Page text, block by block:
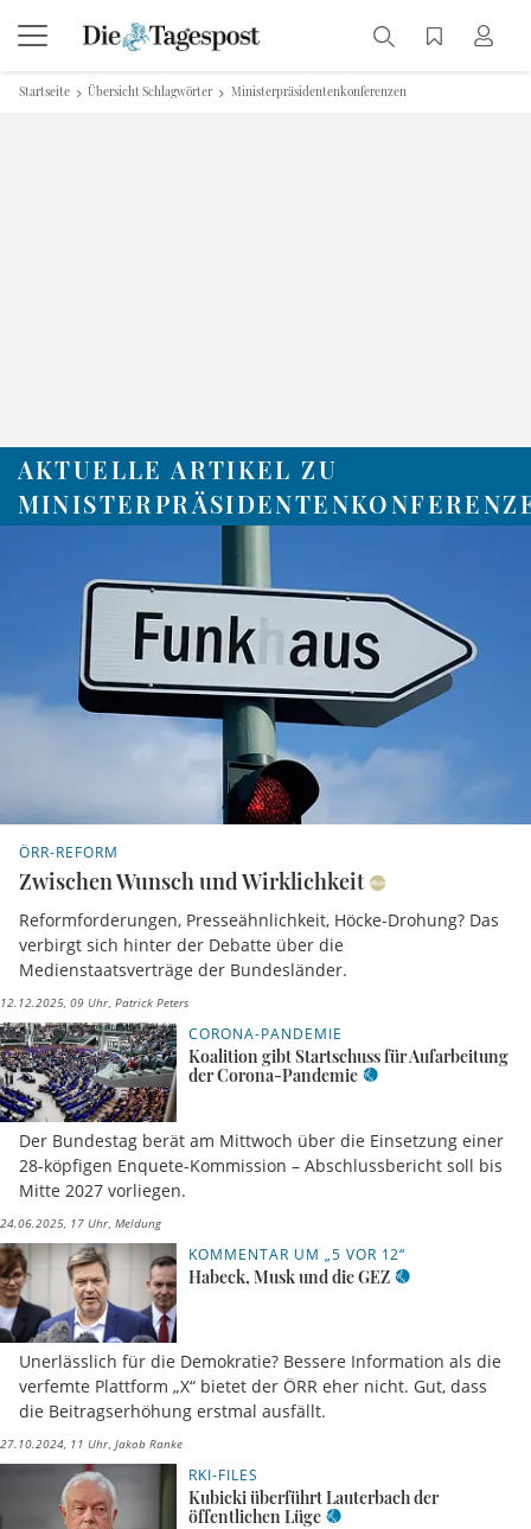
Startseite Übersicht Schlagwörter Ministerpräsidentenkonferenzen
AKTUELLE ARTIKEL ZU
ÖRR-REFORM
Zwischen Wunsch und Wirklichkeit
Reformforderungen, Presseähnlichkeit, Höcke-Drohung? Das
verbirgt sich hinter der Debatte über die
Medienstaatsverträge der Bundesländer.
12.12.2025, 09 Uhr Patrick Peters
CORONA-PANDEMIE
Koalition gibt Startschuss für Aufarbeitung
der Corona-Pandemie
Der Bundestag berät am Mittwoch über die Einsetzung einer
28-köpfigen Enquete-Kommission – Abschlussbericht soll bis
Mitte 2027 vorliegen.
24.06.2025, 17 Uhr Meldung
KOMMENTAR UM „5 VOR 12“
Habeck, Musk und die GEZ
Unerlässlich für die Demokratie? Bessere Information als die
verfemte Plattform „X“ bietet der ÖRR eher nicht. Gut, dass
die Beitragserhöhung erstmal ausfällt.
27.10.2024, 11 Uhr Jakob Ranke
RKI-FILES
Kubicki überführt Lauterbach der
öffentlichen Lüge